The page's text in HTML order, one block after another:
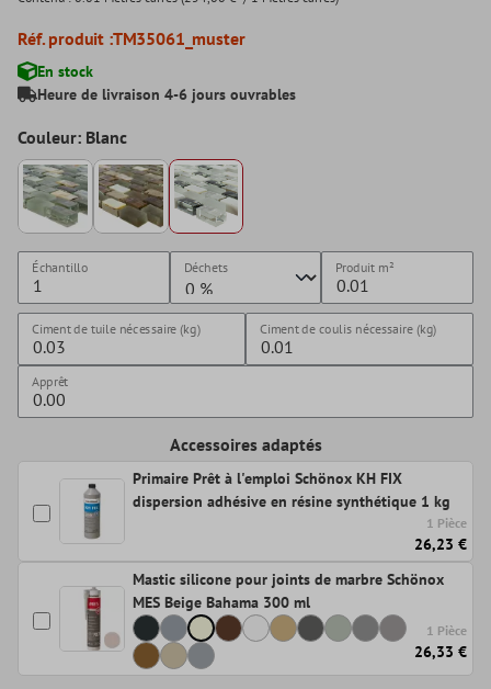
Réf. produit :TM35061_muster
En stock
Heure de livraison 4-6 jours ouvrables
Couleur: Blanc
Échantillo Déchets Produit m²
Ciment de tuile nécessaire (kg) Ciment de coulis nécessaire (kg)
Apprêt
Accessoires adaptés
Primaire Prêt à l'emploi Schönox KH FIX
dispersion adhésive en résine synthétique 1 kg
1 Pièce
26,23 €
Mastic silicone pour joints de marbre Schönox
MES Beige Bahama 300 ml
1 Pièce
26,33 €